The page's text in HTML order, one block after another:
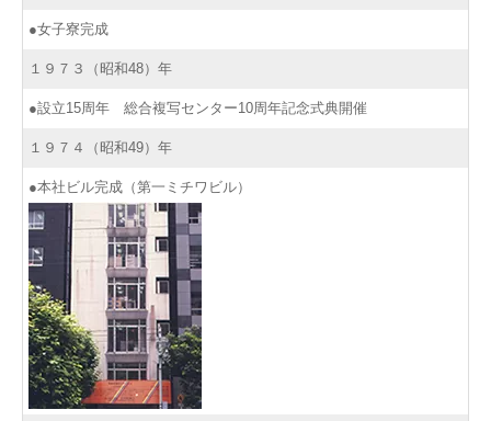
●女子寮完成
１９７３（昭和48）年
●設立15周年 総合複写センター10周年記念式典開催
１９７４（昭和49）年
●本社ビル完成（第一ミチワビル）